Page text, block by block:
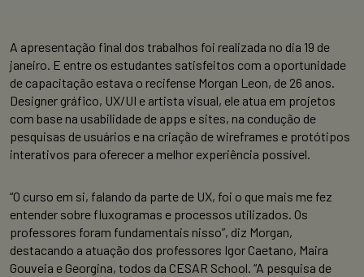
A apresentação final dos trabalhos foi realizada no dia 19 de
janeiro. E entre os estudantes satisfeitos com a oportunidade
de capacitação estava o recifense Morgan Leon, de 26 anos.
Designer gráfico, UX/UI e artista visual, ele atua em projetos
com base na usabilidade de apps e sites, na condução de
pesquisas de usuários e na criação de wireframes e protótipos
interativos para oferecer a melhor experiência possível.
“O curso em si, falando da parte de UX, foi o que mais me fez
entender sobre fluxogramas e processos utilizados. Os
professores foram fundamentais nisso”, diz Morgan,
destacando a atuação dos professores Igor Caetano, Maira
Gouveia e Georgina, todos da CESAR School. “A pesquisa de